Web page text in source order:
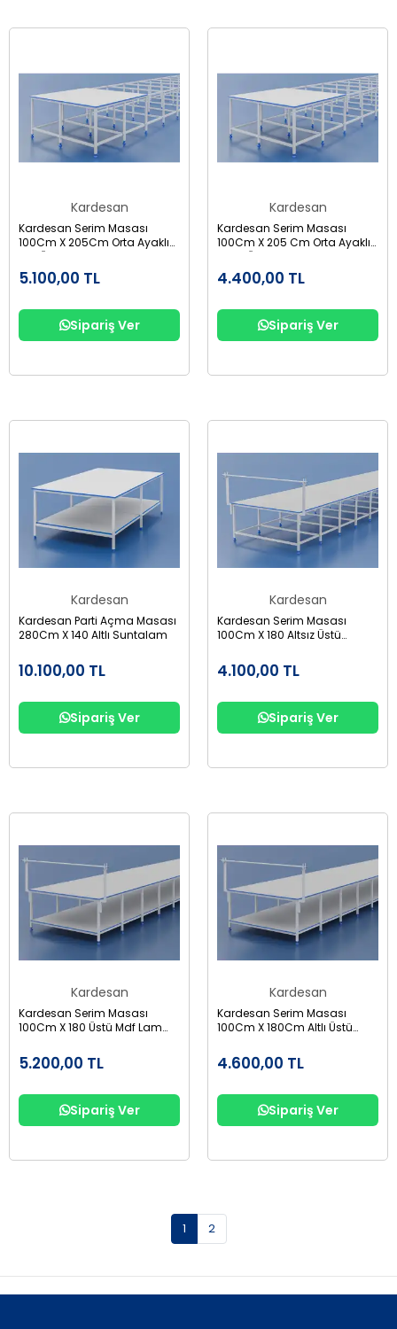
Kardesan
Kardesan Serim Masası
100Cm X 205Cm Orta Ayaklı
Altlı Üstü Suntalam
5.100,00 TL
Sipariş Ver
Kardesan
Kardesan Serim Masası
100Cm X 205 Cm Orta Ayaklı
Altsız Üstü Suntalam
4.400,00 TL
Sipariş Ver
Kardesan
Kardesan Parti Açma Masası
280Cm X 140 Altlı Suntalam
10.100,00 TL
Sipariş Ver
Kardesan
Kardesan Serim Masası
100Cm X 180 Altsız Üstü
4.100,00 TL
Sipariş Ver
Kardesan
Kardesan Serim Masası
100Cm X 180 Üstü Mdf Lam
5.200,00 TL
Sipariş Ver
Kardesan
Kardesan Serim Masası
100Cm X 180Cm Altlı Üstü
4.600,00 TL
Sipariş Ver
1 2